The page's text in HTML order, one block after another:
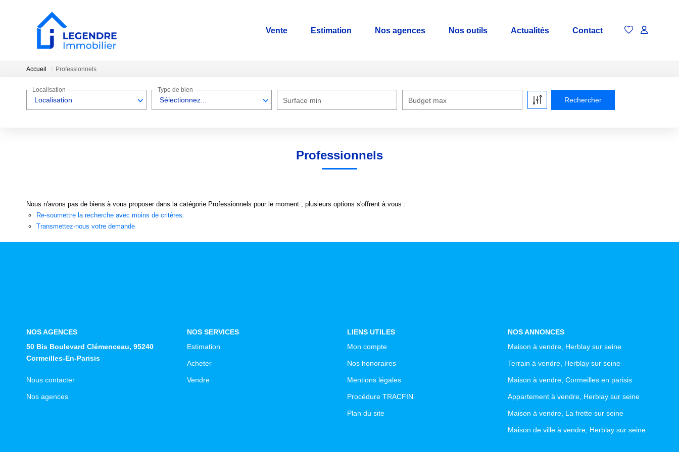
Vente Estimation Nos agences Nos outils Actualités Contact
Accueil Professionnels
Localisation
Localisation
Sélectionnez...
Type de bien
Surface min Budget max
Professionnels
Nous n'avons pas de biens à vous proposer dans la catégorie Professionnels pour le moment , plusieurs options s'offrent à vous :
Re-soumettre la recherche avec moins de critères.
Transmettez-nous votre demande
NOS AGENCES
50 Bis Boulevard Clémenceau, 95240
Cormeilles-En-Parisis
Nous contacter
Nos agences
NOS SERVICES
Estimation
Acheter
Vendre
LIENS UTILES
Mon compte
Nos honoraires
Mentions légales
Procédure TRACFIN
Plan du site
NOS ANNONCES
Maison à vendre, Herblay sur seine
Terrain à vendre, Herblay sur seine
Maison à vendre, Cormeilles en parisis
Appartement à vendre, Herblay sur seine
Maison à vendre, La frette sur seine
Maison de ville à vendre, Herblay sur seine